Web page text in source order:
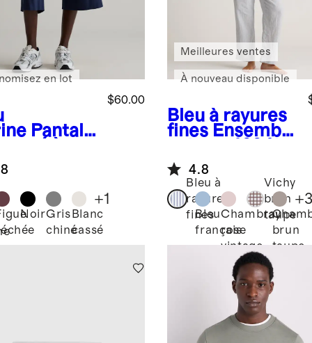
Pantalo
larges
$60.00
en lot
NoirGris
chiné
Blanc
cassé
+1
Bleu à rayures
fines Ensemble
lin européen
Meilleures ventes
À nouveau disponible
4.8
Bleu à
rayures
fines
Bleu
français
Chambray
rose
vintage
Vichy
brun
taupe
brun
taupe
+